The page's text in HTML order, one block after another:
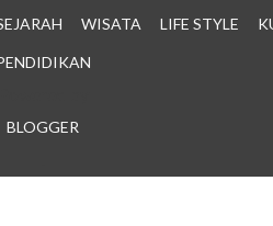
WISATA LIFE STYLE
BLOGGER